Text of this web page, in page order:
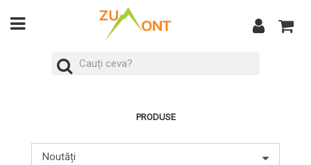
PRODUSE
Noutăți